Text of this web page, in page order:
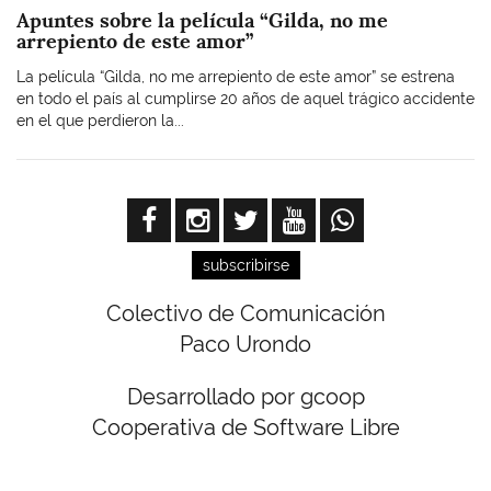
Apuntes sobre la película “Gilda, no me
arrepiento de este amor”
La película “Gilda, no me arrepiento de este amor” se estrena
en todo el país al cumplirse 20 años de aquel trágico accidente
en el que perdieron la...
subscribirse
Colectivo de Comunicación
Paco Urondo
Desarrollado por gcoop
Cooperativa de Software Libre